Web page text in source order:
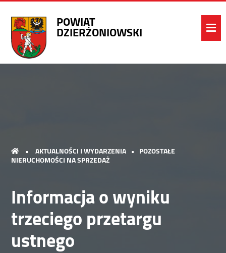
POWIAT
DZIERŻONIOWSKI
• AKTUALNOŚCI I WYDARZENIA • POZOSTAŁE
NIERUCHOMOŚCI NA SPRZEDAŻ
Informacja o wyniku
trzeciego przetargu
ustnego